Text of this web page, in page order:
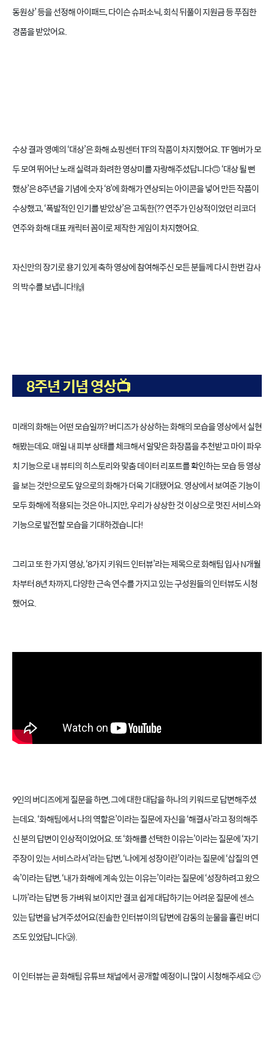
동원상’ 등을 선정해 아이패드, 다이슨 슈퍼소닉, 회식 뒤풀이 지원금 등 푸짐한
경품을 받았어요.
수상 결과 영예의 ‘대상’은 화해 쇼핑센터 TF의 작품이 차지했어요. TF 멤버가 모
두 모여 뛰어난 노래 실력과 화려한 영상미를 자랑해주셨답니다🙃 ‘대상 될 뻔
했상’은 8주년을 기념에 숫자 ‘8’에 화해가 연상되는 아이콘을 넣어 만든 작품이
수상했고, ‘폭발적인 인기를 받았상’은 고독한(?? 연주가 인상적이었던 리코더
연주와 화해 대표 캐릭터 꼼이로 제작한 게임이 차지했어요.
자신만의 장기로 용기 있게 축하 영상에 참여해주신 모든 분들께 다시 한번 감사
의 박수를 보냅니다!🙌
8주년 기념 영상📺
미래의 화해는 어떤 모습일까? 버디즈가 상상하는 화해의 모습을 영상에서 실현
해봤는데요. 매일 내 피부 상태를 체크해서 알맞은 화장품을 추천받고 마이 파우
치 기능으로 내 뷰티의 히스토리와 맞춤 데이터 리포트를 확인하는 모습 등 영상
을 보는 것만으로도 앞으로의 화해가 더욱 기대됐어요. 영상에서 보여준 기능이
모두 화해에 적용되는 것은 아니지만, 우리가 상상한 것 이상으로 멋진 서비스와
기능으로 발전할 모습을 기대하겠습니다!
그리고 또 한 가지 영상, ‘8가지 키워드 인터뷰’라는 제목으로 화해팀 입사 N개월
차부터 8년 차까지, 다양한 근속 연수를 가지고 있는 구성원들의 인터뷰도 시청
했어요.
9인의 버디즈에게 질문을 하면, 그에 대한 대답을 하나의 키워드로 답변해주셨
는데요. ‘화해팀에서 나의 역할은’이라는 질문에 자신을 ‘해결사’라고 정의해주
신 분의 답변이 인상적이었어요. 또 ‘화해를 선택한 이유는’이라는 질문에 ‘자기
주장이 있는 서비스라서’라는 답변, ‘나에게 성장이란’이라는 질문에 ‘삽질의 연
속’이라는 답변, ‘내가 화해에 계속 있는 이유는’이라는 질문에 ‘성장하려고 왔으
니까’라는 답변 등 가벼워 보이지만 결코 쉽게 대답하기는 어려운 질문에 센스
있는 답변을 남겨주셨어요(진솔한 인터뷰이의 답변에 감동의 눈물을 흘린 버디
즈도 있었답니다🥲).
이 인터뷰는 곧 화해팀 유튜브 채널에서 공개할 예정이니 많이 시청해주세요 🙂